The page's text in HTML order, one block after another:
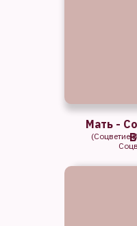
(Соцветие
Мать -